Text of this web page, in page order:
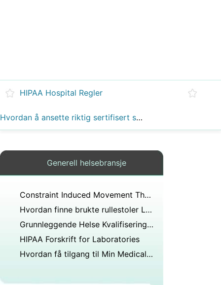
HIPAA Hospital Regler
Hvordan å ansette riktig sertifisert sykepleier Assistant
Generell helsebransje
Constraint Induced Movement Therapy &Acute Stroke
Hvordan finne brukte rullestoler Lokalt
Grunnleggende Helse Kvalifiserings Kvalifikasjoner
HIPAA Forskrift for Laboratories
Hvordan få tilgang til Min Medical BIC kort